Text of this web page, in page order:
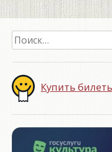
Найти:
Купить